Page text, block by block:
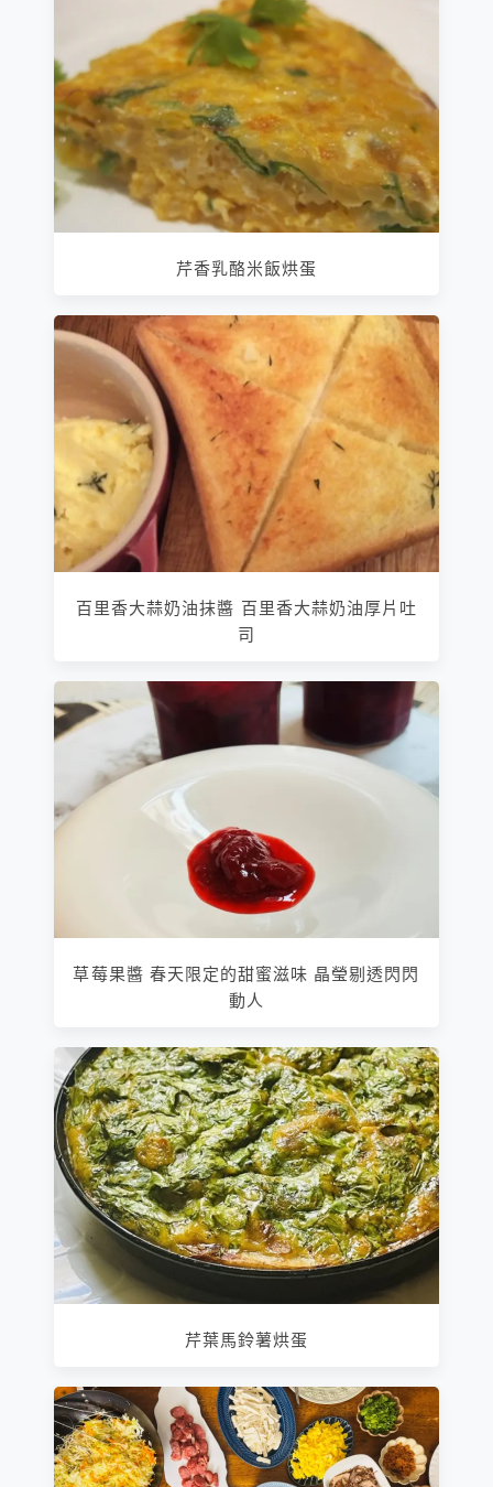
芹香乳酪米飯烘蛋
百里香大蒜奶油抹醬 百里香大蒜奶油厚片吐
司
草莓果醬 春天限定的甜蜜滋味 晶瑩剔透閃閃
動人
芹葉馬鈴薯烘蛋